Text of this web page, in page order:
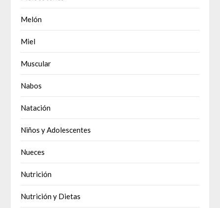
Melón
Miel
Muscular
Nabos
Natación
Niños y Adolescentes
Nueces
Nutrición
Nutrición y Dietas